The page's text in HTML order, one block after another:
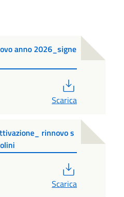
anno 2026_signe
Scarica
rinnovo s
Scarica